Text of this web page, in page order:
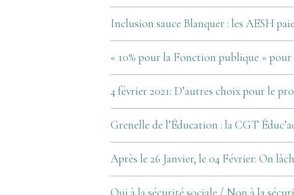
Inclusion sauce Blanquer : les AESH
« 10% pour la Fonction publique » pour
4 février 2021: D’autres choix pour le
Grenelle de l’Éducation : la CGT
Après le 26 Janvier, le 04 Février: On